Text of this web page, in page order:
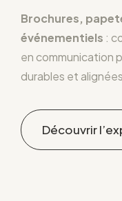
Brochures,
événementiels :
en communication
durables et
Découvrir